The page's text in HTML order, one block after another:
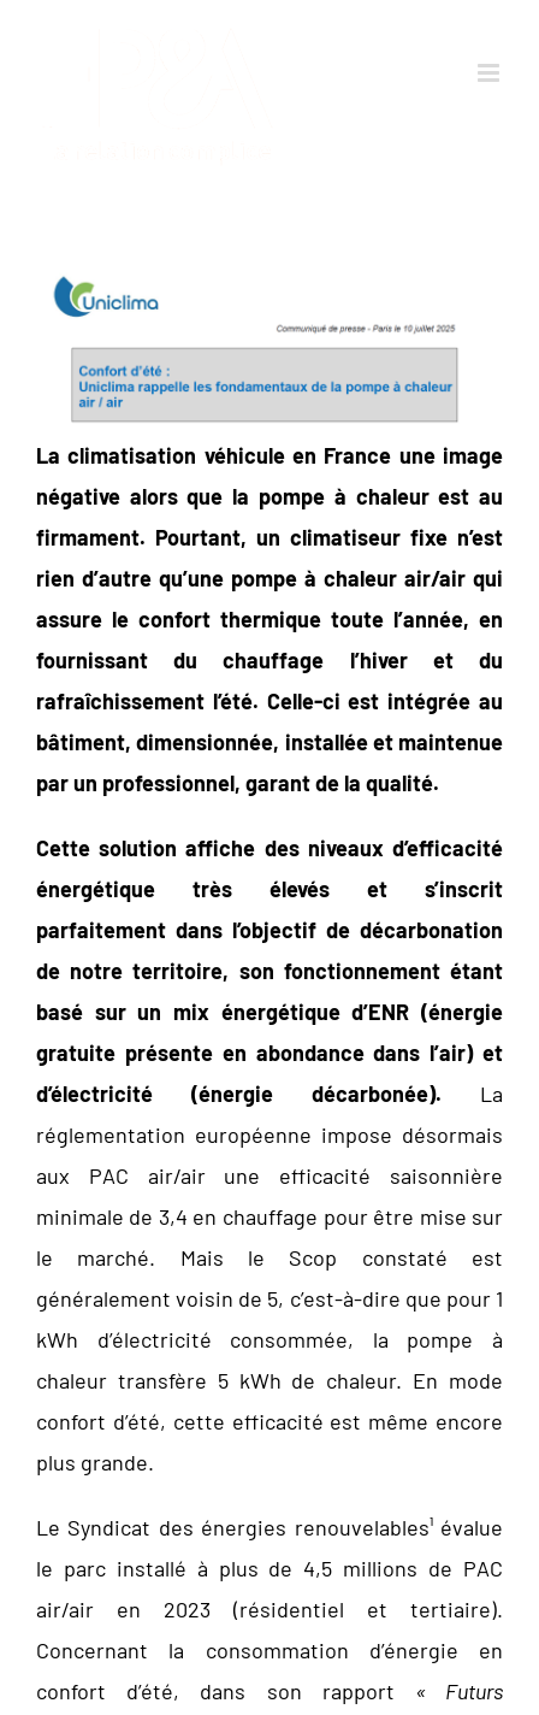
La climatisation véhicule en France une image
négative alors que la pompe à chaleur est au
firmament. Pourtant, un climatiseur fixe n’est
rien d’autre qu’une pompe à chaleur air/air qui
assure le confort thermique toute l’année, en
fournissant du chauffage l’hiver et du
rafraîchissement l’été. Celle-ci est intégrée au
bâtiment, dimensionnée, installée et maintenue
par un professionnel, garant de la qualité.
Cette solution affiche des niveaux d’efficacité
énergétique très élevés et s’inscrit
parfaitement dans l’objectif de décarbonation
de notre territoire, son fonctionnement étant
basé sur un mix énergétique d’ENR (énergie
gratuite présente en abondance dans l’air) et
d’électricité (énergie décarbonée). La
réglementation européenne impose désormais
aux PAC air/air une efficacité saisonnière
minimale de 3,4 en chauffage pour être mise sur
le marché. Mais le Scop constaté est
généralement voisin de 5, c’est-à-dire que pour 1
kWh d’électricité consommée, la pompe à
chaleur transfère 5 kWh de chaleur. En mode
confort d’été, cette efficacité est même encore
plus grande.
Le Syndicat des énergies renouvelables¹ évalue
le parc installé à plus de 4,5 millions de PAC
air/air en 2023 (résidentiel et tertiaire).
Concernant la consommation d’énergie en
confort d’été, dans son rapport « Futurs